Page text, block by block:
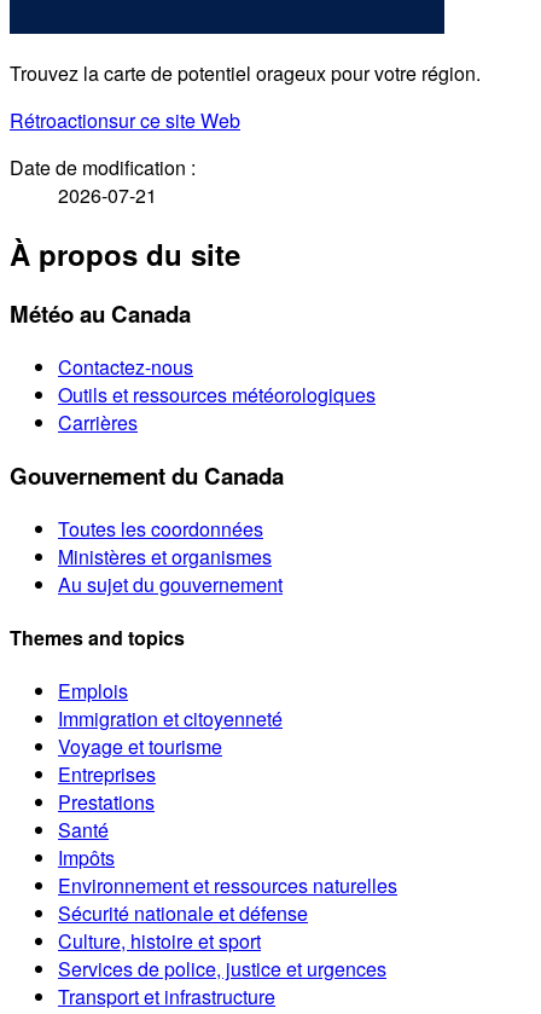
Trouvez la carte de potentiel orageux pour votre région.
Rétroactionsur ce site Web
Date de modification :
2026-07-21
À propos du site
Météo au Canada
Contactez-nous
Outils et ressources météorologiques
Carrières
Gouvernement du Canada
Toutes les coordonnées
Ministères et organismes
Au sujet du gouvernement
Themes and topics
Emplois
Immigration et citoyenneté
Voyage et tourisme
Entreprises
Prestations
Santé
Impôts
Environnement et ressources naturelles
Sécurité nationale et défense
Culture, histoire et sport
Services de police, justice et urgences
Transport et infrastructure